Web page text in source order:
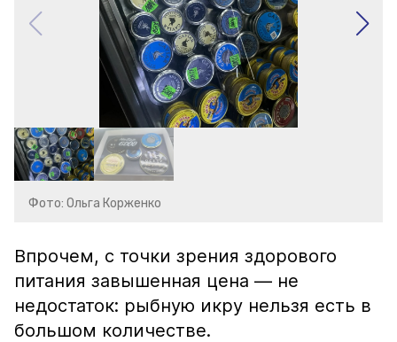
Фото: Ольга Корженко
Впрочем, с точки зрения здорового
питания завышенная цена — не
недостаток: рыбную икру нельзя есть в
большом количестве.